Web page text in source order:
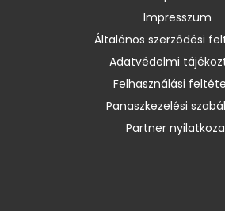
Impresszum
Általános szerződési
Adatvédelmi
Felhasználási
Panaszkezelési
Partner